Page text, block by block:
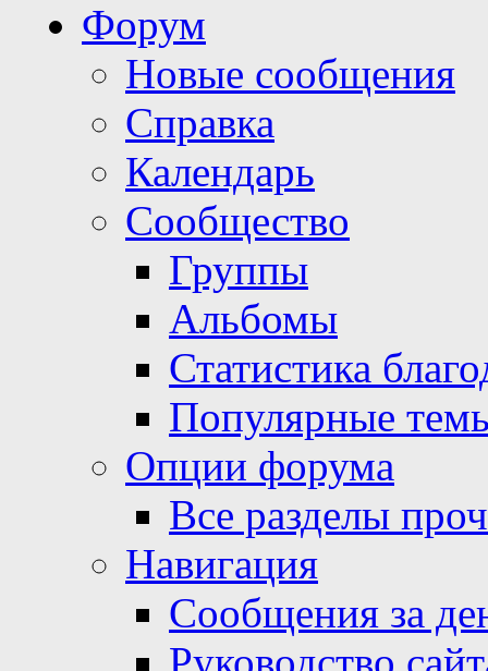
Форум
Новые сообщения
Справка
Календарь
Сообщество
Группы
Альбомы
Статистика
Популярные
Опции форума
Все разделы
Навигация
Сообщения за